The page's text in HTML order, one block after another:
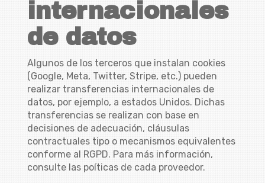
internacionales
de datos
Algunos de los terceros que instalan cookies
(Google, Meta, Twitter, Stripe, etc.) pueden
realizar transferencias internacionales de
datos, por ejemplo, a estados Unidos. Dichas
transferencias se realizan con base en
decisiones de adecuación, cláusulas
contractuales tipo o mecanismos equivalentes
conforme al RGPD. Para más información,
consulte las poíticas de cada proveedor.